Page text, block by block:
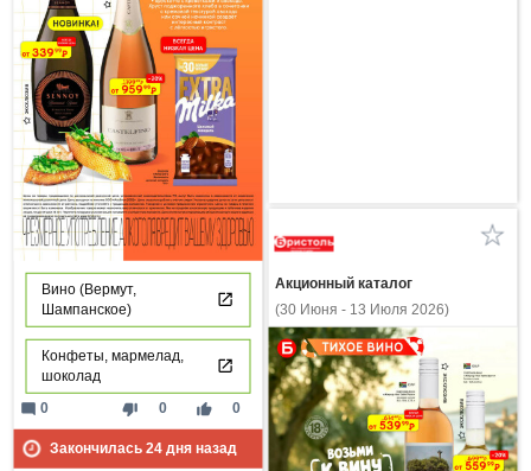
Вино (Вермут,
Шампанское)
Конфеты, мармелад,
шоколад
thumb_down 0 thumb_up 0
mode_comment 0
Закончилась 24дня назад
Акционный каталог
(30 Июня - 13 Июля 2026)